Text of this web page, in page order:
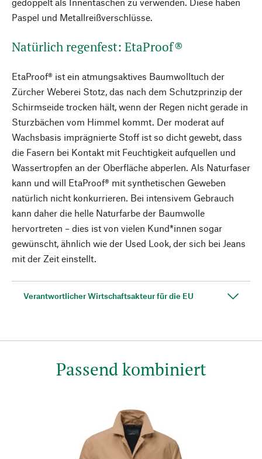
Paspel und Metallreißverschlüsse.
Natürlich regenfest: EtaProof®
EtaProof® ist ein atmungsaktives Baumwolltuch der
Zürcher Weberei Stotz, das nach dem Schutzprinzip der
Schirmseide trocken hält, wenn der Regen nicht gerade in
Sturzbächen vom Himmel kommt. Der moderat auf
Wachsbasis imprägnierte Stoff ist so dicht gewebt, dass
die Fasern bei Kontakt mit Feuchtigkeit aufquellen und
Wassertropfen an der Oberfläche abperlen. Als Naturfaser
kann und will EtaProof® mit synthetischen Geweben
natürlich nicht konkurrieren. Bei intensivem Gebrauch
kann daher die helle Naturfarbe der Baumwolle
hervortreten – dies ist von vielen Kund*innen sogar
gewünscht, ähnlich wie der Used Look, der sich bei Jeans
mit der Zeit einstellt.
Verantwortlicher Wirtschaftsakteur für die EU
Passend kombiniert